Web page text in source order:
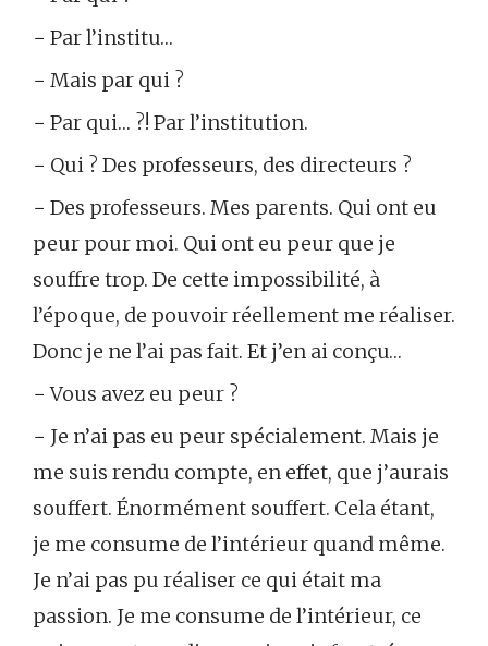
− Par l’institu…
− Mais par qui ?
− Par qui… ?! Par l’institution.
− Qui ? Des professeurs, des directeurs ?
− Des professeurs. Mes parents. Qui ont eu
peur pour moi. Qui ont eu peur que je
souffre trop. De cette impossibilité, à
l’époque, de pouvoir réellement me réaliser.
Donc je ne l’ai pas fait. Et j’en ai conçu…
− Vous avez eu peur ?
− Je n’ai pas eu peur spécialement. Mais je
me suis rendu compte, en effet, que j’aurais
souffert. Énormément souffert. Cela étant,
je me consume de l’intérieur quand même.
Je n’ai pas pu réaliser ce qui était ma
passion. Je me consume de l’intérieur, ce